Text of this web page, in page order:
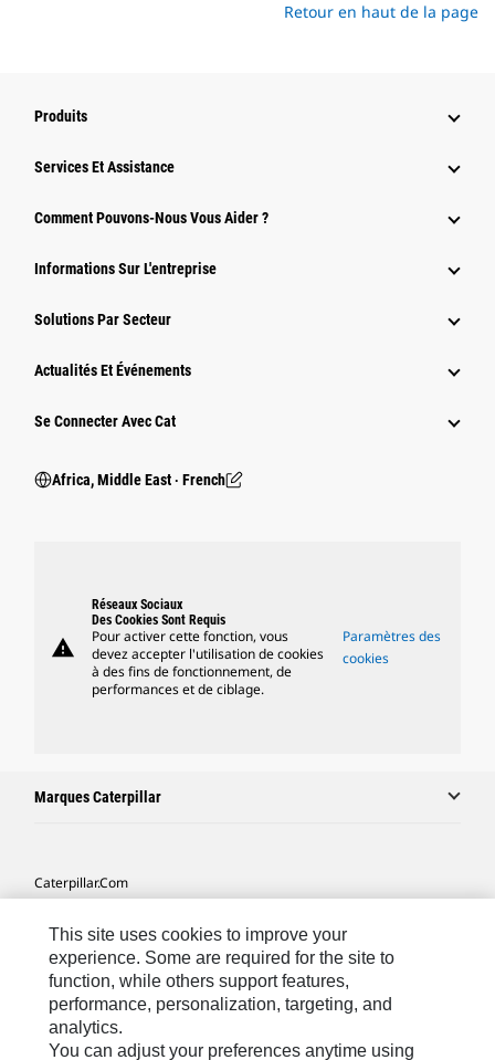
Retour en haut de la page
Produits
Services Et Assistance
Comment Pouvons-Nous Vous Aider ?
Informations Sur L'entreprise
Solutions Par Secteur
Actualités Et Événements
Se Connecter Avec Cat
Africa, Middle East ‧ French
warning
Réseaux Sociaux
Des Cookies Sont Requis
Pour activer cette fonction, vous
devez accepter l'utilisation de cookies
à des fins de fonctionnement, de
performances et de ciblage.
Paramètres des
cookies
Marques Caterpillar
Caterpillar.com
Mes Préférences Marketing
Plan Du Site
Cookie Settings
This site uses cookies to improve your
experience. Some are required for the site to
function, while others support features,
performance, personalization, targeting, and
analytics.
You can adjust your preferences anytime using